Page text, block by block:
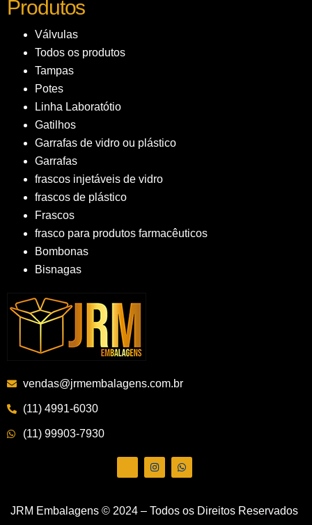
Produtos
Válvulas
Todos os produtos
Tampas
Potes
Linha Laboratótio
Gatilhos
Garrafas de vidro ou plástico
Garrafas
frascos injetáveis de vidro
frascos de plástico
Frascos
frasco para produtos farmacêuticos
Bombonas
Bisnagas
vendas@jrmembalagens.com.br
(11) 4991-6030
(11) 99903-7930
JRM Embalagens © 2024 – Todos os Direitos Reservados